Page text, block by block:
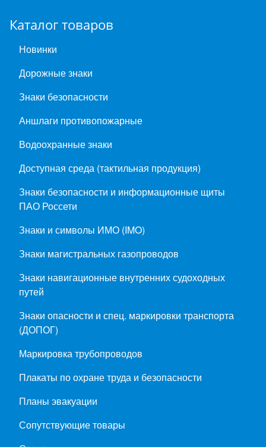
Каталог товаров
Новинки
Дорожные знаки
Знаки безопасности
Аншлаги противопожарные
Водоохранные знаки
Доступная среда (тактильная продукция)
Знаки безопасности и информационные щиты
ПАО Россети
Знаки и символы ИМО (IMO)
Знаки магистральных газопроводов
Знаки навигационные внутренних судоходных
путей
Знаки опасности и спец. маркировки транспорта
(ДОПОГ)
Маркировка трубопроводов
Плакаты по охране труда и безопасности
Планы эвакуации
Сопутствующие товары